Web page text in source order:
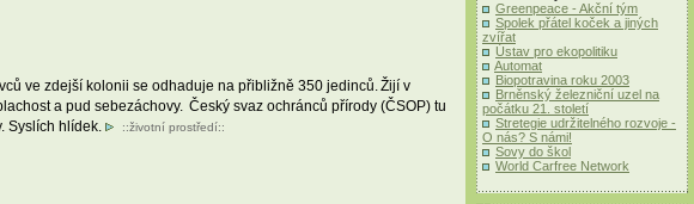
ve zdejší kolonii se odhaduje na přibližně 350 jedinců. Žijí v
a pud sebezáchovy. Český svaz ochránců přírody (ČSOP) tu
Syslích hlídek.
::životní prostředí::
Greenpeace - Akční tým
Spolek přátel koček a jiných
zvířat
Ústav pro ekopolitiku
Automat
Biopotravina roku 2003
Brněnský železniční uzel na
počátku 21. století
Stretegie udržitelného rozvoje -
O nás? S námi!
Sovy do škol
World Carfree Network